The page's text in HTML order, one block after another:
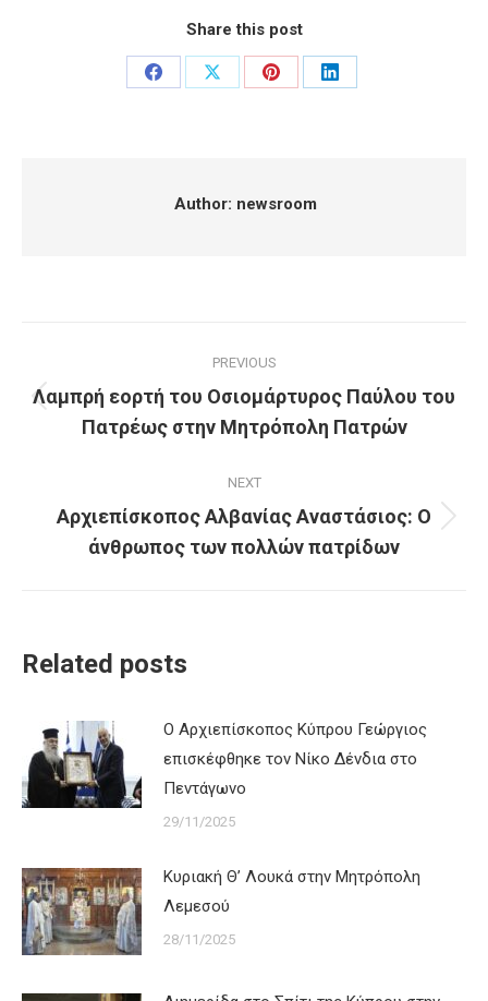
Share this post
Share
Share
Share
Share
Author: newsroom
navigation
PREVIOUS
Previous
post:
Λαμπρή εορτή του Οσιομάρτυρος Παύλου του
Πατρέως στην Μητρόπολη Πατρών
NEXT
Next
post:
Αρχιεπίσκοπος Αλβανίας Αναστάσιος: Ο
άνθρωπος των πολλών πατρίδων
Related posts
Ο Αρχιεπίσκοπος Κύπρου Γεώργιος
επισκέφθηκε τον Νίκο Δένδια στο
Πεντάγωνο
29/11/2025
Κυριακή Θ’ Λουκά στην Μητρόπολη
Λεμεσού
28/11/2025